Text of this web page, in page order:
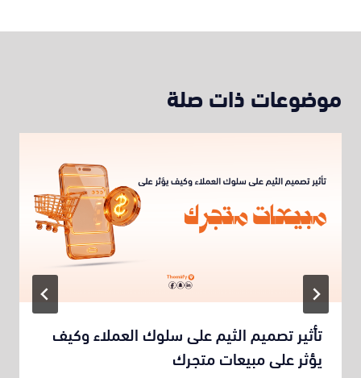
موضوعات ذات صلة
تأثير تصميم الثيم على سلوك العملاء وكيف
يؤثر على مبيعات متجرك